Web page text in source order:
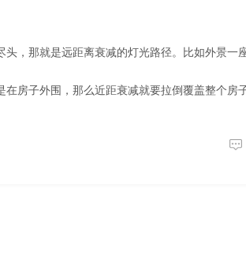
，那就是远距离衰减的灯光路径。比如外景一
房子外围，那么近距衰减就要拉倒覆盖整个房